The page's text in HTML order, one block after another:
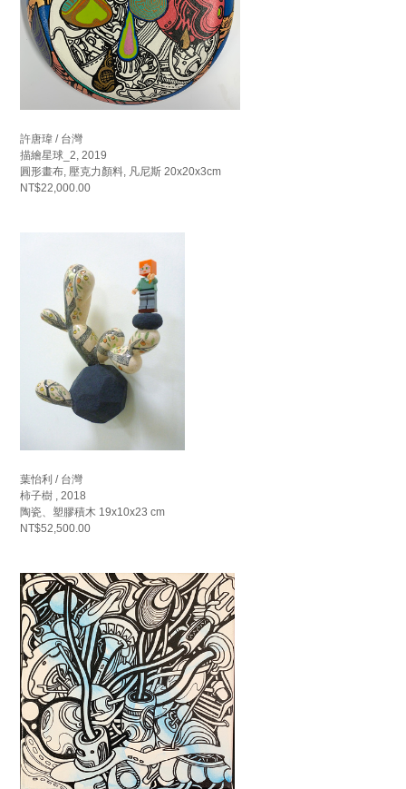
許唐瑋 / 台灣
描繪星球_2, 2019
圓形畫布, 壓克力顏料, 凡尼斯 20x20x3cm
NT$22,000.00
葉怡利 / 台灣
柿子樹 , 2018
陶瓷、塑膠積木 19x10x23 cm
NT$52,500.00